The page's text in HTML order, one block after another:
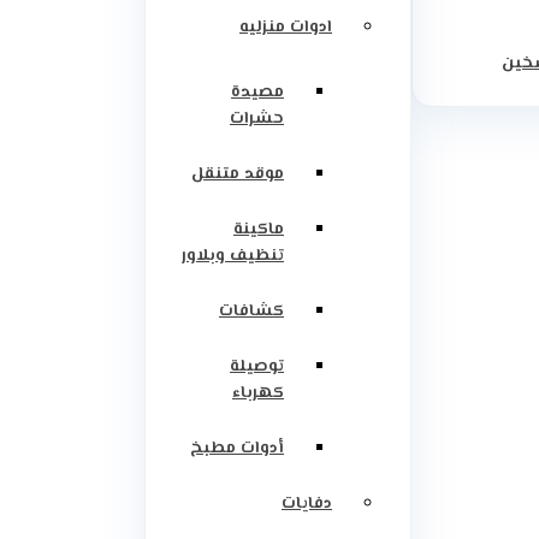
ادوات منزليه
مصيدة
حشرات
موقد متنقل
ماكينة
تنظيف وبلاور
كشافات
توصيلة
كهرباء
أدوات مطبخ
دفايات